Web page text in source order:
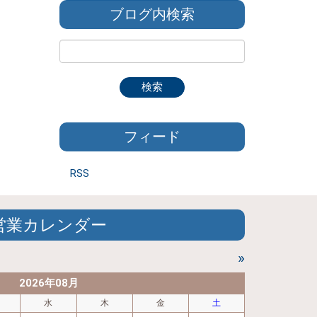
ブログ内検索
フィード
RSS
業カレンダー
»
2026年08月
水 木 金 土